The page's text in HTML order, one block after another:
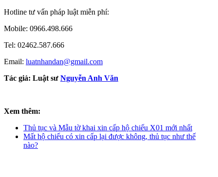
Hotline tư vấn pháp luật miễn phí:
Mobile: 0966.498.666
Tel: 02462.587.666
Email: luatnhandan@gmail.com
Tác giả: Luật sư Nguyễn Anh Văn
Xem thêm:
Thủ tục và Mẫu tờ khai xin cấp hộ chiếu X01 mới nhất
Mất hộ chiếu có xin cấp lại được không, thủ tục như thế
nào?